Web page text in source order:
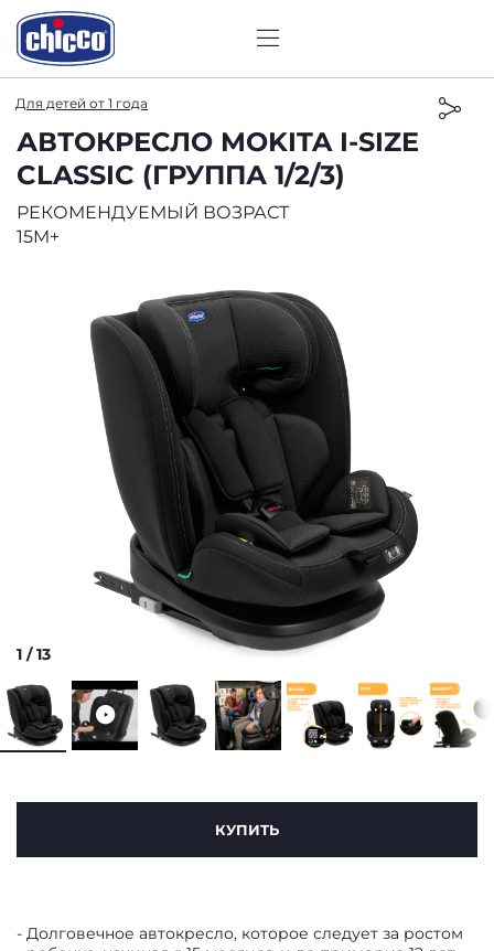
Для детей от 1 года
АВТОКРЕСЛО MOKITA I-SIZE
CLASSIC (ГРУППА 1/2/3)
РЕКОМЕНДУЕМЫЙ ВОЗРАСТ
15M+
1 /13
КУПИТЬ
Долговечное автокресло, которое следует за ростом